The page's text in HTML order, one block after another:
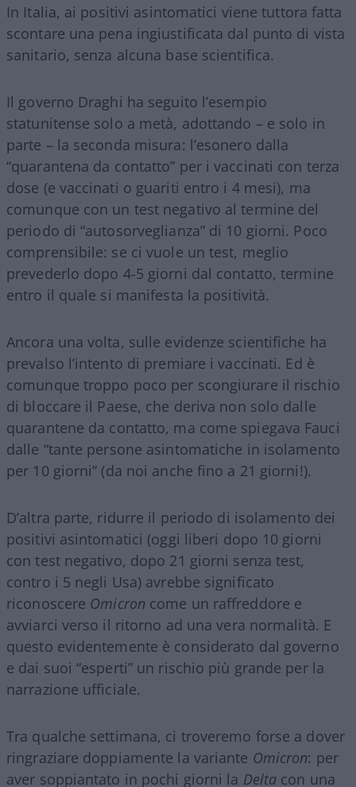
In Italia, ai positivi asintomatici viene tuttora fatta
scontare una pena ingiustificata dal punto di vista
sanitario, senza alcuna base scientifica.
Il governo Draghi ha seguito l’esempio
statunitense solo a metà, adottando – e solo in
parte – la seconda misura: l’esonero dalla
“quarantena da contatto” per i vaccinati con terza
dose (e vaccinati o guariti entro i 4 mesi), ma
comunque con un test negativo al termine del
periodo di “autosorveglianza” di 10 giorni. Poco
comprensibile: se ci vuole un test, meglio
prevederlo dopo 4-5 giorni dal contatto, termine
entro il quale si manifesta la positività.
Ancora una volta, sulle evidenze scientifiche ha
prevalso l’intento di premiare i vaccinati. Ed è
comunque troppo poco per scongiurare il rischio
di bloccare il Paese, che deriva non solo dalle
quarantene da contatto, ma come spiegava Fauci
dalle “tante persone asintomatiche in isolamento
per 10 giorni” (da noi anche fino a 21 giorni!).
D’altra parte, ridurre il periodo di isolamento dei
positivi asintomatici (oggi liberi dopo 10 giorni
con test negativo, dopo 21 giorni senza test,
contro i 5 negli Usa) avrebbe significato
riconoscere Omicron come un raffreddore e
avviarci verso il ritorno ad una vera normalità. E
questo evidentemente è considerato dal governo
e dai suoi “esperti” un rischio più grande per la
narrazione ufficiale.
Tra qualche settimana, ci troveremo forse a dover
ringraziare doppiamente la variante Omicron: per
aver soppiantato in pochi giorni la Delta con una